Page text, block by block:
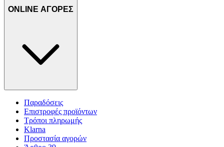
ONLINE ΑΓΟΡΕΣ
Παραδόσεις
Επιστροφές προϊόντων
Τρόποι πληρωμής
Klarna
Προστασία αγορών